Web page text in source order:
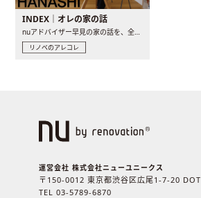
INDEX｜オレの家の話
nuアドバイザー早見の家の話を、全4話でお届け。リノベーションを..
リノベのアレコレ
運営会社 株式会社ニューユニークス
〒150-0012 東京都渋谷区広尾1-7-20 DOT
TEL 03-5789-6870